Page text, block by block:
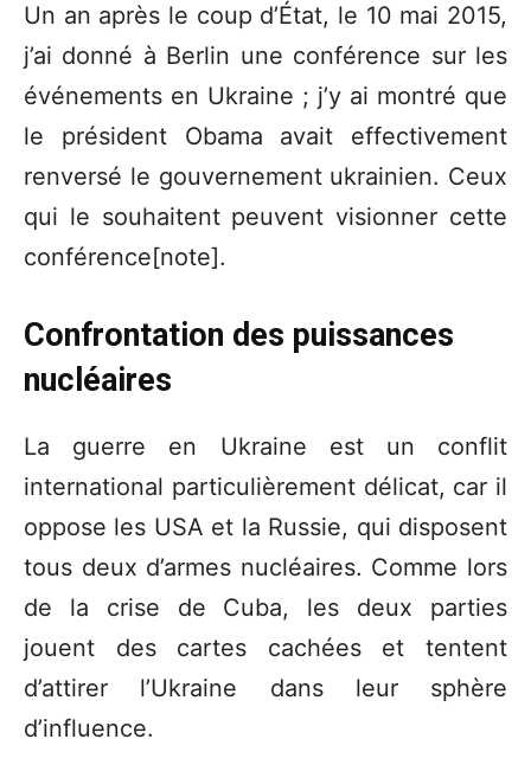
Un an après le coup d’État, le 10 mai 2015,
j’ai donné à Berlin une conférence sur les
événements en Ukraine ; j’y ai montré que
le président Obama avait effectivement
renversé le gouvernement ukrainien. Ceux
qui le souhaitent peuvent visionner cette
conférence[note].
Confrontation des puissances
nucléaires
La guerre en Ukraine est un conflit
international particulièrement délicat, car il
oppose les USA et la Russie, qui disposent
tous deux d’armes nucléaires. Comme lors
de la crise de Cuba, les deux parties
jouent des cartes cachées et tentent
d’attirer l’Ukraine dans leur sphère
d’influence.